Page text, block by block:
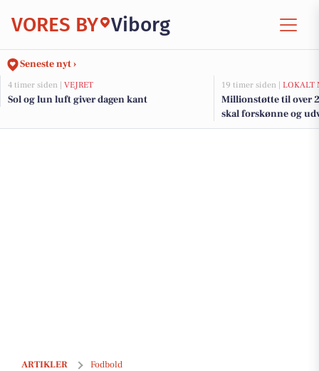
VORES BY Viborg
Seneste nyt ›
4 timer siden | VEJRET
Sol og lun luft giver dagen kant
19 timer siden | LOKALT
Millionstøtte til over
skal forskønne og
Kommunes mindre
ARTIKLER Fodbold
Viborg FF Kvinder kæmper hårdt men må se sig slået af Snejbjerg